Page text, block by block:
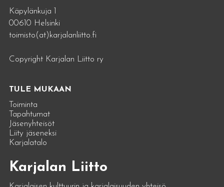
Käpylänkuja 1
00610 Helsinki
toimisto(at)karjalanliitto.fi
Copyright Karjalan Liitto ry
TULE MUKAAN
Toiminta
Tapahtumat
Jäsenyhteisöt
Liity jäseneksi
Karjalatalo
Karjalan Liitto